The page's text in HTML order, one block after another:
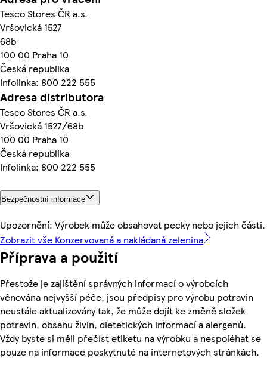
Tesco Stores ČR a.s.
Vršovická 1527
68b
100 00 Praha 10
Česká republika
Infolinka: 800 222 555
Adresa distributora
Tesco Stores ČR a.s.
Vršovická 1527/68b
100 00 Praha 10
Česká republika
Infolinka: 800 222 555
Bezpečnostní informace
Upozornění: Výrobek může obsahovat pecky nebo jejich části.
Zobrazit vše Konzervovaná a nakládaná zelenina
Příprava a použití
Přestože je zajištění správných informací o výrobcích
věnována nejvyšší péče, jsou předpisy pro výrobu potravin
neustále aktualizovány tak, že může dojít ke změně složek
potravin, obsahu živin, dietetických informací a alergenů.
Vždy byste si měli přečíst etiketu na výrobku a nespoléhat se
pouze na informace poskytnuté na internetových stránkách.